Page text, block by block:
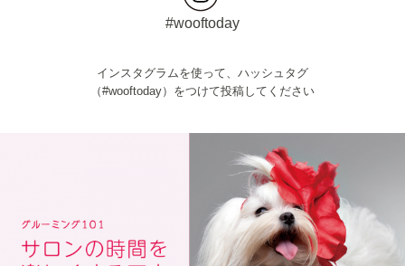
#wooftoday
インスタグラムを使って、ハッシュタグ
（#wooftoday）をつけて投稿してください